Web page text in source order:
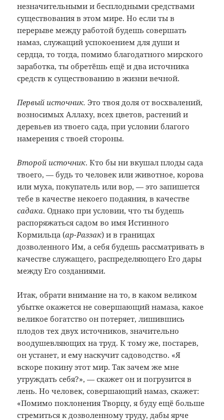
незначительными и бесплодными средствами
существования в этом мире. Но если ты в
перерыве между работой будешь совершать
намаз, служащий успокоением для души и
сердца, то тогда, помимо благодатного мирского
заработка, ты обретёшь ещё и два источника
средств к существованию в жизни вечной.
Первый источник.Это твоя доля от восхвалений,
возносимых Аллаху, всех цветов, растений и
деревьев из твоего сада, при условии благого
намерения с твоей стороны.
Второй источник. Кто бы ни вкушал плоды сада
твоего, — будь то человек или животное, корова
или муха, покупатель или вор, — это запишется
тебе в качестве некоего подаяния, в качестве
садака. Однако при условии, что ты будешь
распоряжаться садом во имя Истинного
Кормильца (ар-Раззак) и в границах
дозволенного Им, а себя будешь рассматривать в
качестве служащего, распределяющего Его дары
между Его созданиями.
Итак, обрати внимание на то, в каком великом
убытке окажется не совершающий намаза, какое
великое богатство он потеряет, лишившись
плодов тех двух источников, значительно
воодушевляющих на труд. К тому же, постарев,
он устанет, и ему наскучит садоводство. «Я
вскоре покину этот мир. Так зачем же мне
утруждать себя?», — скажет он и погрузится в
лень. Но человек, совершающий намаз, скажет:
«Помимо поклонения Творцу, я буду ещё больше
стремиться к дозволенному труду, дабы ярче